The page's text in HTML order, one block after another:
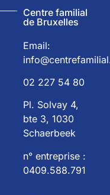
Centre familial
de Bruxelles
Email:
02 227 54 80
Pl. Solvay 4,
bte 3, 1030
Schaerbeek
n° entreprise :
0409.588.791